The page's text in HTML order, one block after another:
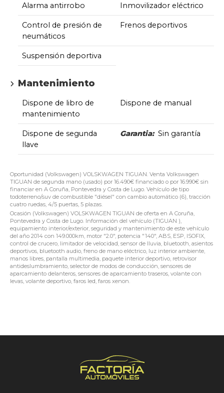
Alarma antirrobo Inmovilizador eléctrico
Control de presión de
neumáticos
Frenos deportivos
Suspensión deportiva
Mantenimiento
Dispone de libro de
mantenimiento
Dispone de manual
Dispone de segunda
llave
Garantia: Sin garantía
Oportunidad (Volkswagen) VOLSKWAGEN TIGUAN. Venta Volkswagen
TIGUAN de segunda mano (usado) por 16.490€ financiado o por 16.990€ sin
financiar en A Coruña, Pontevedra y Costa de Lugo. Vehículo de tipo
todoterreno/suv de combustible "diésel" con cambio automático (6), tracción
cuatro ruedas, 4/5 puertas, 5 plazas.
Ocasión (Volkswagen) VOLSKWAGEN TIGUAN de oferta en A Coruña,
Pontevedra y Costa de Lugo. Información del vehículo (TIGUAN ),
equipamiento interior/exterior, seguridad y mantenimiento de este vehículo
del año 2014 con 149.000km, motor "2.0", potencia "140", ABS, ESP, ISOFIX,
control de crucero, limitador de velocidad, sensor de lluvia, bluetooth, asientos
deportivos, bluetooth audio, freno de mano eléctrico, luz interior ambiente,
manos libres, pantalla multimedia, paquete interior deportivo, retrovisor
antideslumbramiento, selector de modos de conducción, sensores de
aparcamiento delanteros, sensores de aparcamiento traseros, volante con
levas, volante deportivo, faros led, faros xenon.